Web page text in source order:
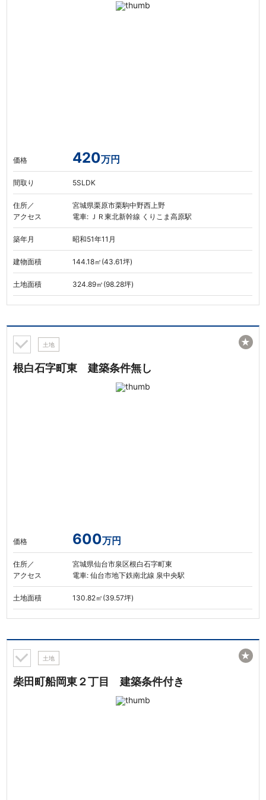
価格 420万円
間取り 5SLDK
住所／
アクセス
宮城県栗原市栗駒中野西上野
電車: ＪＲ東北新幹線 くりこま高原駅
築年月 昭和51年11月
建物面積 144.18㎡(43.61坪)
土地面積 324.89㎡(98.28坪)
土地
根白石字町東 建築条件無し
価格 600万円
住所／
アクセス
宮城県仙台市泉区根白石字町東
電車: 仙台市地下鉄南北線 泉中央駅
土地面積 130.82㎡(39.57坪)
★
土地
柴田町船岡東２丁目 建築条件付き
★